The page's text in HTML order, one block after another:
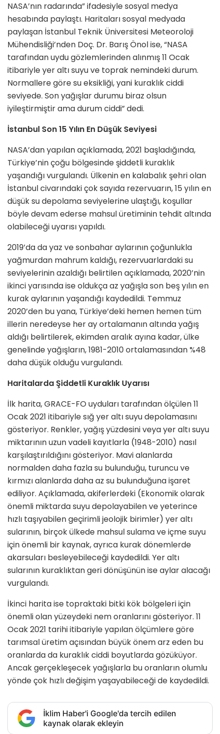
NASA’nın radarında” ifadesiyle sosyal medya
hesabında paylaştı. Haritaları sosyal medyada
paylaşan İstanbul Teknik Üniversitesi Meteoroloji
Mühendisliği’nden Doç. Dr. Barış Önol ise, “NASA
tarafından uydu gözlemlerinden alınmış 11 Ocak
itibariyle yer altı suyu ve toprak nemindeki durum.
Normallere göre su eksikliği, yani kuraklık ciddi
seviyede. Son yağışlar durumu biraz olsun
iyileştirmiştir ama durum ciddi” dedi.
İstanbul Son 15 Yılın En Düşük Seviyesi
NASA’dan yapılan açıklamada, 2021 başladığında,
Türkiye’nin çoğu bölgesinde şiddetli kuraklık
yaşandığı vurgulandı. Ülkenin en kalabalık şehri olan
İstanbul civarındaki çok sayıda rezervuarın, 15 yılın en
düşük su depolama seviyelerine ulaştığı, koşullar
böyle devam ederse mahsul üretiminin tehdit altında
olabileceği uyarısı yapıldı.
2019’da da yaz ve sonbahar aylarının çoğunlukla
yağmurdan mahrum kaldığı, rezervuarlardaki su
seviyelerinin azaldığı belirtilen açıklamada, 2020’nin
ikinci yarısında ise oldukça az yağışla son beş yılın en
kurak aylarının yaşandığı kaydedildi. Temmuz
2020’den bu yana, Türkiye’deki hemen hemen tüm
illerin neredeyse her ay ortalamanın altında yağış
aldığı belirtilerek, ekimden aralık ayına kadar, ülke
genelinde yağışların, 1981-2010 ortalamasından %48
daha düşük olduğu vurgulandı.
Haritalarda Şiddetli Kuraklık Uyarısı
İlk harita, GRACE-FO uyduları tarafından ölçülen 11
Ocak 2021 itibariyle sığ yer altı suyu depolamasını
gösteriyor. Renkler, yağış yüzdesini veya yer altı suyu
miktarının uzun vadeli kayıtlarla (1948-2010) nasıl
karşılaştırıldığını gösteriyor. Mavi alanlarda
normalden daha fazla su bulunduğu, turuncu ve
kırmızı alanlarda daha az su bulunduğuna işaret
ediliyor. Açıklamada, akiferlerdeki (Ekonomik olarak
önemli miktarda suyu depolayabilen ve yeterince
hızlı taşıyabilen geçirimli jeolojik birimler) yer altı
sularının, birçok ülkede mahsul sulama ve içme suyu
için önemli bir kaynak, ayrıca kurak dönemlerde
akarsuları besleyebileceği kaydedildi. Yer altı
sularının kuraklıktan geri dönüşünün ise aylar alacağı
vurgulandı.
İkinci harita ise topraktaki bitki kök bölgeleri için
önemli olan yüzeydeki nem oranlarını gösteriyor. 11
Ocak 2021 tarihi itibariyle yapılan ölçümlere göre
tarımsal üretim açısından büyük önem arz eden bu
oranlarda da kuraklık ciddi boyutlarda gözüküyor.
Ancak gerçekleşecek yağışlarla bu oranların olumlu
yönde çok hızlı değişim yaşayabileceği de kaydedildi.
İklim Haber'i Google'da tercih edilen
kaynak olarak ekleyin